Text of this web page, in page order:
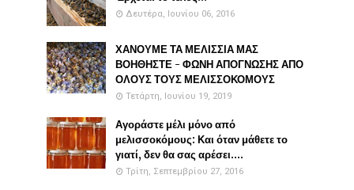
Δευτέρα, Ιουνίου 06, 2016
ΧΑΝΟΥΜΕ ΤΑ ΜΕΛΙΣΣΙΑ ΜΑΣ
ΒΟΗΘΗΣΤΕ - ΦΩΝΗ ΑΠΟΓΝΩΣΗΣ ΑΠΟ
ΟΛΟΥΣ ΤΟΥΣ ΜΕΛΙΣΣΟΚΟΜΟΥΣ
Τετάρτη, Ιουνίου 19, 2019
Αγοράστε μέλι μόνο από
μελισσοκόμους: Και όταν μάθετε το
γιατί, δεν θα σας αρέσει....
Τρίτη, Σεπτεμβρίου 27, 2016